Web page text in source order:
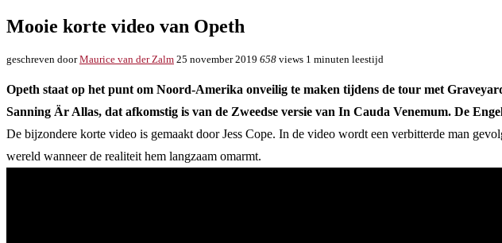
Mooie korte video van Opeth
geschreven doorMaurice van der Zalm 25 november 2019 658 views 1 minuten leestijd
Opeth staat op het punt om Noord-Amerika onveilig te maken tijdens de tour met
Sanning Är Allas, dat afkomstig is van de Zweedse versie van In Cauda Venemum. De
De bijzondere korte video is gemaakt door Jess Cope. In de video wordt een verbitterde man
wereld wanneer de realiteit hem langzaam omarmt.